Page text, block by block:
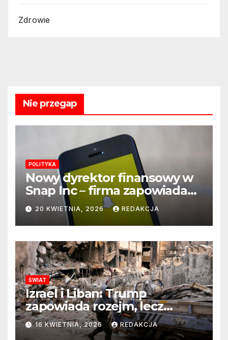
Zdrowie
Nie przegap
POLITYKA
Nowy dyrektor finansowy w
Snap Inc – firma zapowiada
zmianę na kluczowym
stanowisku
20 KWIETNIA, 2026 REDAKCJA
ŚWIAT
Izrael i Liban: Trump
zapowiada rozejm, lecz
perspektywa zakończenia
wojny wciąż odległa
16 KWIETNIA, 2026 REDAKCJA